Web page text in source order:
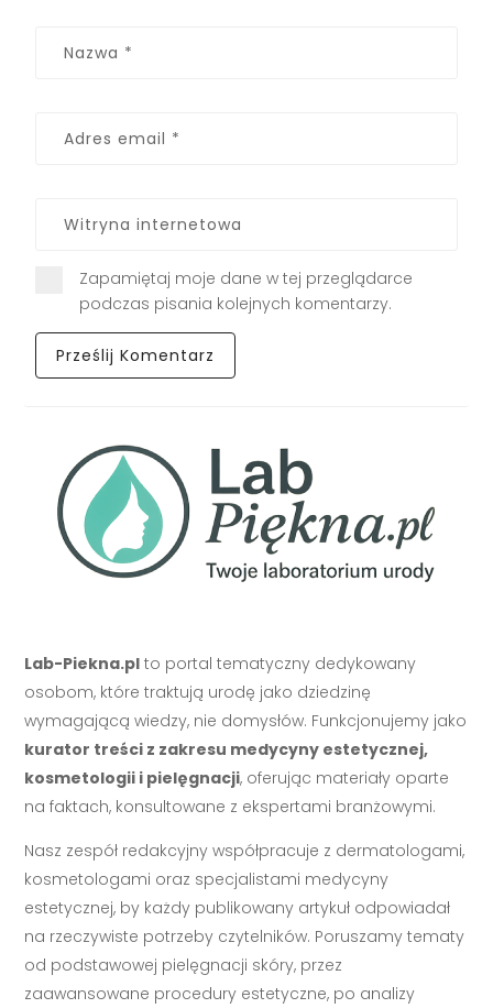
Zapamiętaj moje dane w tej przeglądarce
podczas pisania kolejnych komentarzy.
Lab-Piekna.pl to portal tematyczny dedykowany
osobom, które traktują urodę jako dziedzinę
wymagającą wiedzy, nie domysłów. Funkcjonujemy jako
kurator treści z zakresu medycyny estetycznej,
kosmetologii i pielęgnacji, oferując materiały oparte
na faktach, konsultowane z ekspertami branżowymi.
Nasz zespół redakcyjny współpracuje z dermatologami,
kosmetologami oraz specjalistami medycyny
estetycznej, by każdy publikowany artykuł odpowiadał
na rzeczywiste potrzeby czytelników. Poruszamy tematy
od podstawowej pielęgnacji skóry, przez
zaawansowane procedury estetyczne, po analizy